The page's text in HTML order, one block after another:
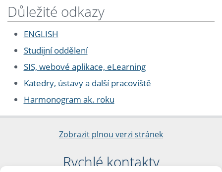
Důležité odkazy
ENGLISH
Studijní oddělení
SIS, webové aplikace, eLearning
Katedry, ústavy a další pracoviště
Harmonogram ak. roku
Zobrazit plnou verzi stránek
Rychlé kontakty